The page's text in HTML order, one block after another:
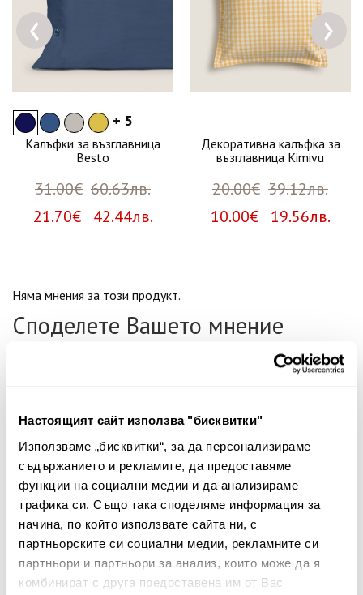
Настоящият сайт използва "бисквитки"
Използваме „бисквитки“, за да персонализираме
съдържанието и рекламите, да предоставяме
функции на социални медии и да анализираме
трафика си. Също така споделяме информация за
начина, по който използвате сайта ни, с
партньорските си социални медии, рекламните си
партньори и партньори за анализ, които може да я
комбинират с друга предоставена им от Вас
+ 5
Калъфки за възглавница
Besto
31.00€ 60.63лв.
21.70€ 42.44лв.
Декоративна калъфка за
възглавница Kimivu
20.00€ 39.12лв.
10.00€ 19.56лв.
‹ ›
Няма мнения за този продукт.
Споделете Вашето мнение